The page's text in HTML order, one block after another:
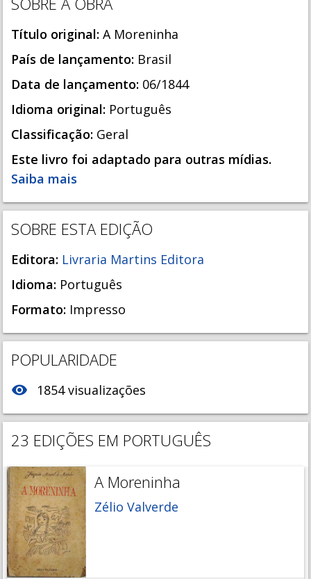
Título original: A Moreninha
País de lançamento: Brasil
Data de lançamento: 06/1844
Idioma original: Português
Classificação: Geral
Este livro foi adaptado para outras mídias.
Saiba mais
SOBRE ESTA EDIÇÃO
Editora: Livraria Martins Editora
Idioma: Português
Formato: Impresso
POPULARIDADE
visibility 1854 visualizações
23 EDIÇÕES EM PORTUGUÊS
A Moreninha
Zélio Valverde